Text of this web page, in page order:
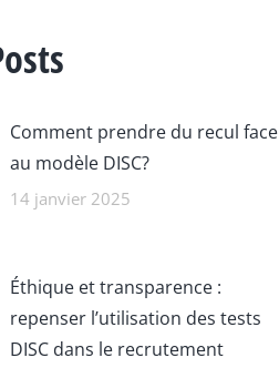
Comment prendre du recul face
au modèle DISC?
14 janvier 2025
Éthique et transparence :
repenser l’utilisation des tests
DISC dans le recrutement